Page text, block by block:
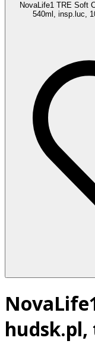
NovaLife1 TRE Soft
540ml, insp.luc,
hudsk.pl,